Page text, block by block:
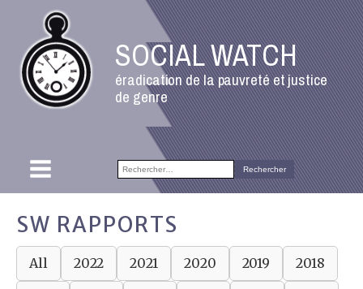
SOCIAL WATCH
éradication de la pauvreté et justice
de genre
Rechercher :
SW RAPPORTS
All 2022 2021 2020 2019 2018